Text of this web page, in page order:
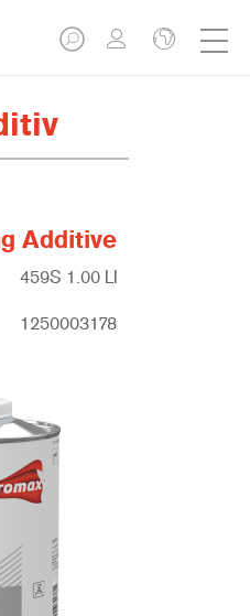
Additive
459S 1.00 LI
1250003178